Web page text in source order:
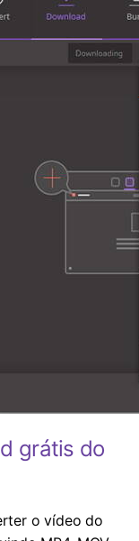
grátis do
o vídeo do